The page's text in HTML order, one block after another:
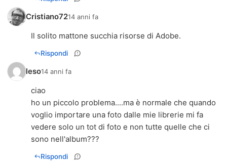
Cristiano7214 anni fa
Il solito mattone succhia risorse di Adobe.
Rispondi
leso14 anni fa
ciao
ho un piccolo problema....ma è normale che quando
voglio importare una foto dalle mie librerie mi fa
vedere solo un tot di foto e non tutte quelle che ci
sono nell'album???
Rispondi